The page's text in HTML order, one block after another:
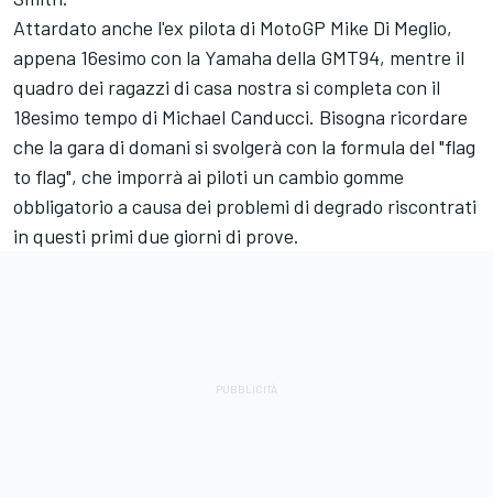
Attardato anche l'ex pilota di MotoGP Mike Di Meglio,
appena 16esimo con la Yamaha della GMT94, mentre il
quadro dei ragazzi di casa nostra si completa con il
18esimo tempo di Michael Canducci. Bisogna ricordare
che la gara di domani si svolgerà con la formula del "flag
to flag", che imporrà ai piloti un cambio gomme
obbligatorio a causa dei problemi di degrado riscontrati
in questi primi due giorni di prove.